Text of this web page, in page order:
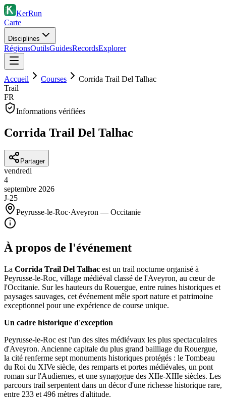
KerRun
Carte
Disciplines
RégionsOutilsGuidesRecordsExplorer
Accueil Courses
Corrida Trail Del Talhac
Trail
FR
Informations vérifiées
Corrida Trail Del Talhac
Partager
vendredi
4
septembre 2026
J-25
Peyrusse-le-Roc·Aveyron — Occitanie
À propos de l'événement
La Corrida Trail Del Talhac est un trail nocturne organisé à
Peyrusse-le-Roc, village médiéval classé de l'Aveyron, au cœur de
l'Occitanie. Sur les hauteurs du Rouergue, entre ruines historiques et
paysages sauvages, cet événement mêle sport nature et patrimoine
exceptionnel pour une expérience de course unique.
Un cadre historique d'exception
Peyrusse-le-Roc est l'un des sites médiévaux les plus spectaculaires
d'Aveyron. Ancienne capitale du plus grand bailliage du Rouergue,
la cité renferme sept monuments historiques protégés : le Tombeau
du Roi du XIVe siècle, des remparts et portes médiévales, un pont
roman sur l'Audiernes, et une synagogue des XIIe-XIIIe siècles. Les
parcours trail serpentent dans un décor d'une richesse historique rare,
entre 233 et 496 mètres d'altitude.